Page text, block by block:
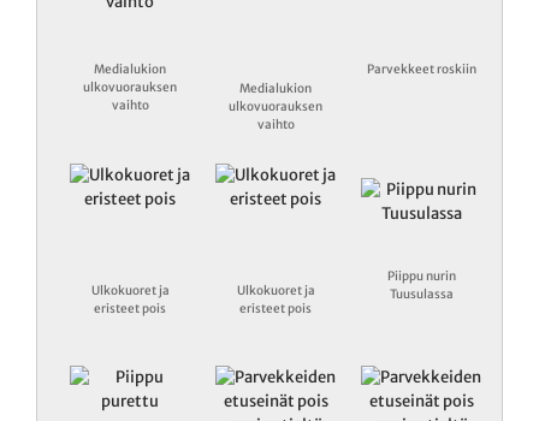
Medialukion
ulkovuorauksen
vaihto
Medialukion
ulkovuorauksen
vaihto
Parvekkeet roskiin
Ulkokuoret ja
eristeet pois
Ulkokuoret ja
eristeet pois
Piippu nurin
Tuusulassa